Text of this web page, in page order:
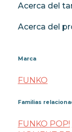
Acerca del
Acerca del
Marca
FUNKO
Familias
FUNKO POP!